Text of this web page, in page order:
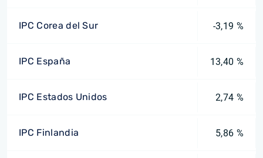
IPC Corea del Sur -3,19 %
IPC España 13,40 %
IPC Estados Unidos 2,74 %
IPC Finlandia 5,86 %